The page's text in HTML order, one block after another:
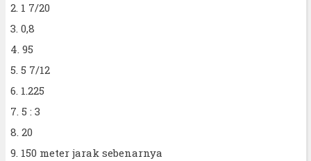
2. 1 7/20
3. 0,8
4. 95
5. 5 7/12
6. 1.225
7. 5 : 3
8. 20
9. 150 meter jarak sebenarnya